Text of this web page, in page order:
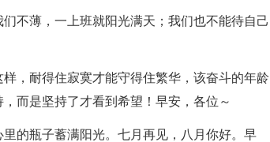
不薄，一上班就阳光满天；我们也不能待自己
，耐得住寂寞才能守得住繁华，该奋斗的年龄
而是坚持了才看到希望！早安，各位～
的瓶子蓄满阳光。七月再见，八月你好。早